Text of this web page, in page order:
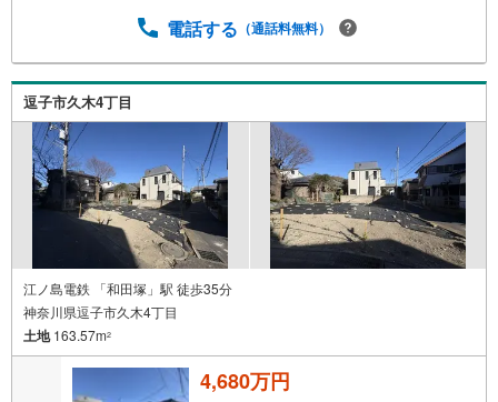
リモートワークの普及に伴い、平日は都心で働き、週末は
ン・オフの切り替え」が容易な環境が整っています。3. 自
然と共生する生活様式「スローライフ」を地で行く生活様
式が根付いています。海岸沿いの散歩やマリンスポーツが
日常の一部であり、豊かな自然環境が子育て世代やアクテ
ィブシニアを惹きつけています。
電話する （通話料無料）
逗子市久木4丁目
江ノ島電鉄 「和田塚」駅 徒歩35分
神奈川県逗子市久木4丁目
土地163.57m2
4,680万円